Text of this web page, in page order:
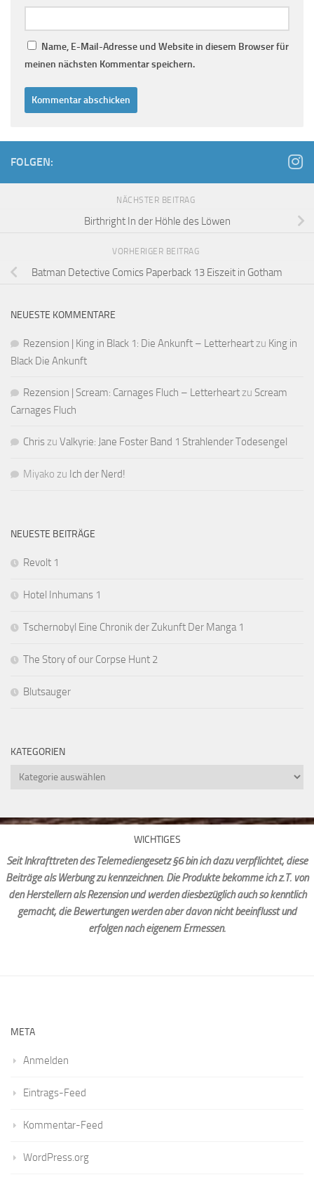
Name, E-Mail-Adresse und Website in diesem Browser für
meinen nächsten Kommentar speichern.
FOLGEN:
NÄCHSTER BEITRAG
Birthright In der Höhle des Löwen
VORHERIGER BEITRAG
Batman Detective Comics Paperback 13 Eiszeit in Gotham
NEUESTE KOMMENTARE
Rezension | King in Black 1: Die Ankunft – Letterheartzu King in
Black Die Ankunft
Rezension | Scream: Carnages Fluch – Letterheartzu Scream
Carnages Fluch
Chriszu Valkyrie: Jane Foster Band 1 Strahlender Todesengel
Miyako zu Ich der Nerd!
NEUESTE BEITRÄGE
Revolt 1
Hotel Inhumans 1
Tschernobyl Eine Chronik der Zukunft Der Manga 1
The Story of our Corpse Hunt 2
Blutsauger
KATEGORIEN
Kategorien
WICHTIGES
Seit Inkrafttreten des Telemediengesetz §6 bin ich dazu verpflichtet, diese
Beiträge als Werbung zu kennzeichnen. Die Produkte bekomme ich z.T. von
den Herstellern als Rezension und werden diesbezüglich auch so kenntlich
gemacht, die Bewertungen werden aber davon nicht beeinflusst und
erfolgen nach eigenem Ermessen.
META
Anmelden
Eintrags-Feed
Kommentar-Feed
WordPress.org